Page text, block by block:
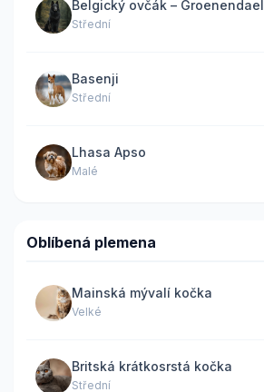
Belgický ovčák – Groenendael
Střední
Basenji
Střední
Lhasa Apso
Malé
Oblíbená plemena
Mainská mývalí kočka
Velké
Britská krátkosrstá kočka
Střední